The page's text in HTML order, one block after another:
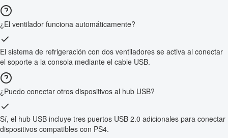
¿El ventilador funciona automáticamente?
El sistema de refrigeración con dos ventiladores se activa al conectar
el soporte a la consola mediante el cable USB.
¿Puedo conectar otros dispositivos al hub USB?
Sí, el hub USB incluye tres puertos USB 2.0 adicionales para conectar
dispositivos compatibles con PS4.